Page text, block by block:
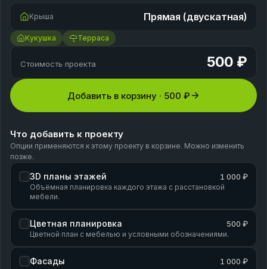
Крыша Прямая (двускатная)
Кукушка Терраса
Стоимость проекта 500 ₽
Добавить в корзину · 500 ₽
Что добавить к проекту
Опции применяются к этому проекту в корзине. Можно изменить
позже.
3D планы этажей 1 000 ₽
Объёмная планировка каждого этажа с расстановкой
мебели.
Цветная планировка 500 ₽
Цветной план с мебелью и условными обозначениями.
Фасады 1 000 ₽